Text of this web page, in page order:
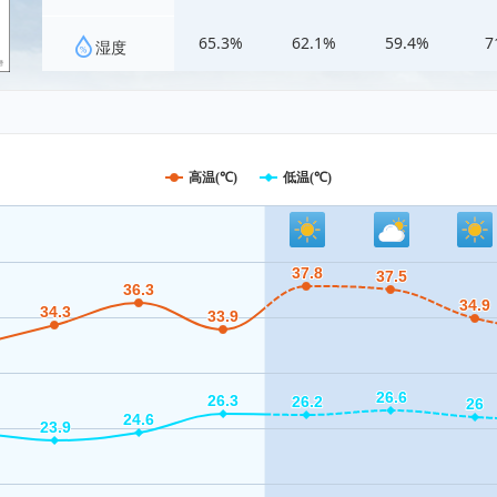
湿度 65.3% 62.1% 59.4%
34.3
34.3
36.3
36.3
33.9
33.9
37.8
37.8 37.5
37.5
34.9
34.9
23.9
23.9 24.6
24.6
26.3
26.3 26.2
26.2 26.6
26.6 26
26
高温(℃) 低温(℃)